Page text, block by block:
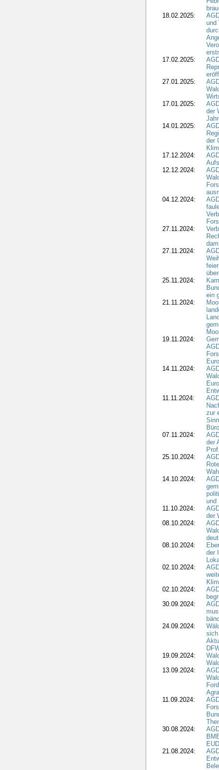
18.02.2025:
und
17.02.2025:
27.01.2025:
17.01.2025:
der
14.01.2025:
der
17.12.2024:
12.12.2024:
04.12.2024:
27.11.2024:
27.11.2024:
25.11.2024:
ein
21.11.2024:
19.11.2024:
14.11.2024:
11.11.2024:
zur
07.11.2024:
der
25.10.2024:
14.10.2024:
und
11.10.2024:
der
08.10.2024:
08.10.2024:
der
02.10.2024:
02.10.2024:
30.09.2024:
24.09.2024:
sich
19.09.2024:
13.09.2024:
11.09.2024:
30.08.2024:
21.08.2024: